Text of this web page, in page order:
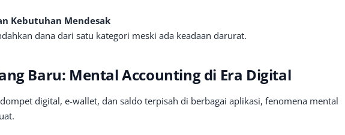
Kebutuhan Mendesak
dana dari satu kategori meski ada keadaan darurat.
Baru: Mental Accounting di Era Digital
digital, e-wallet, dan saldo terpisah di berbagai aplikasi, fenomena mental